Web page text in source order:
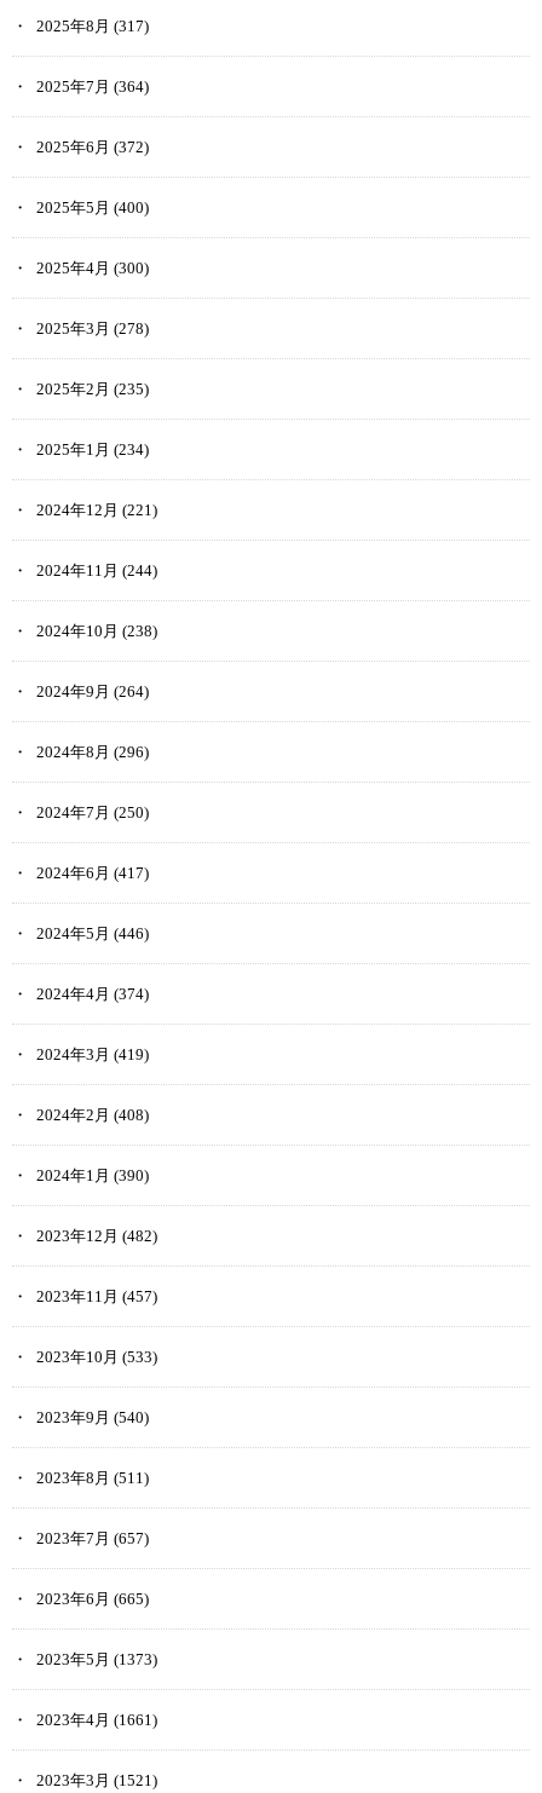
2025年8月 (317)
2025年7月 (364)
2025年6月 (372)
2025年5月 (400)
2025年4月 (300)
2025年3月 (278)
2025年2月 (235)
2025年1月 (234)
2024年12月 (221)
2024年11月 (244)
2024年10月 (238)
2024年9月 (264)
2024年8月 (296)
2024年7月 (250)
2024年6月 (417)
2024年5月 (446)
2024年4月 (374)
2024年3月 (419)
2024年2月 (408)
2024年1月 (390)
2023年12月 (482)
2023年11月 (457)
2023年10月 (533)
2023年9月 (540)
2023年8月 (511)
2023年7月 (657)
2023年6月 (665)
2023年5月 (1373)
2023年4月 (1661)
2023年3月 (1521)